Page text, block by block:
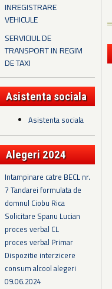
INREGISTRARE
VEHICULE
SERVICIUL DE
TRANSPORT IN REGIM
DE TAXI
Asistenta sociala
Asistenta sociala
Alegeri 2024
Intampinare catre BECL nr.
7 Tandarei formulata de
domnul Ciobu Rica
Solicitare Spanu Lucian
proces verbal CL
proces verbal Primar
Dispozitie interzicere
consum alcool alegeri
09.06.2024